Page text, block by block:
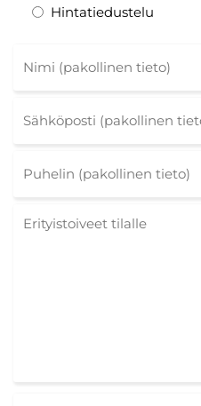
Hintatiedustelu